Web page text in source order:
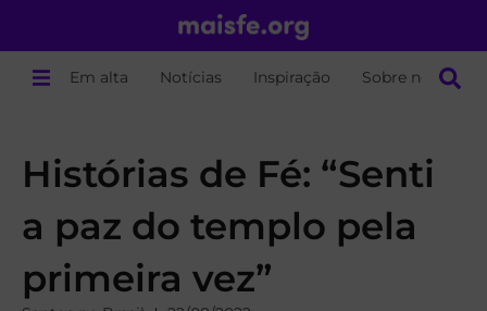
Em alta Notícias Inspiração Sobre nós
Histórias de Fé: “Senti
a paz do templo pela
primeira vez”